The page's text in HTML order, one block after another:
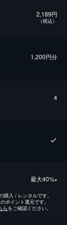
2,189円
（税込）
1,200円分
4
最⼤40%※
入 / レンタルです。
ポイント還元です。
らをご確認ください。